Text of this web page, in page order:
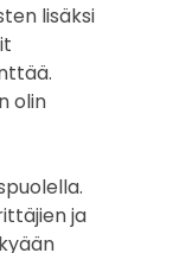
lisäksi
olin
ja